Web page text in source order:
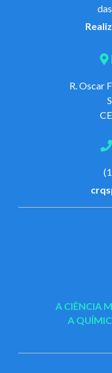
R. Oscar
A CIÊNCIA
A